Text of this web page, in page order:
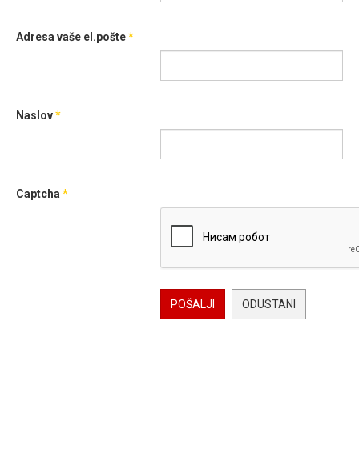
Adresa vaše el.pošte*
Naslov*
Captcha *
POŠALJI ODUSTANI